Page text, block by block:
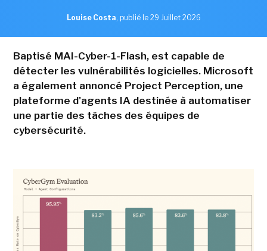
Louise Costa, publié le 29 Juillet 2026
Baptisé MAI-Cyber-1-Flash, est capable de
détecter les vulnérabilités logicielles. Microsoft
a également annoncé Project Perception, une
plateforme d'agents IA destinée à automatiser
une partie des tâches des équipes de
cybersécurité.